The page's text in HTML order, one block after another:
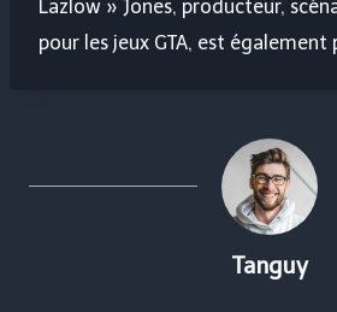
Lazlow » Jones, producteur,
pour les jeux GTA, est également
Tanguy